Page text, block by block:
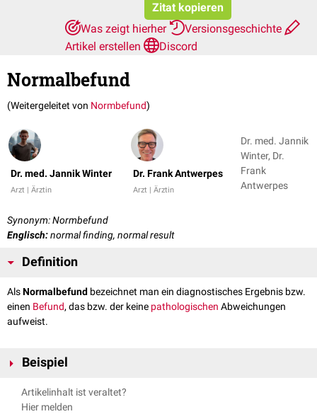
Zitat kopieren
Was zeigt hierher
Versionsgeschichte
Artikel erstellen
Discord
Normalbefund
(Weitergeleitet von Normbefund)
Dr. med. Jannik Winter
Arzt | Ärztin
Dr. Frank Antwerpes
Arzt | Ärztin
Dr. med. Jannik
Winter, Dr.
Frank
Antwerpes
Synonym: Normbefund
Englisch:normal finding, normal result
Definition
AlsNormalbefund bezeichnet man ein diagnostisches Ergebnis bzw.
einen Befund, das bzw. der keine pathologischen Abweichungen
aufweist.
Beispiel
Liegt z.B. die gemessene
spricht man von einem Normalbefund.
Artikelinhalt ist veraltet?
Hier melden